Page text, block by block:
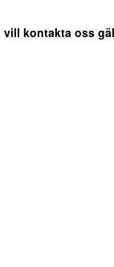
vill kontakta oss